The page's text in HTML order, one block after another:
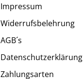
Impressum
Widerrufsbelehrung
AGB´s
Datenschutzerklärung
Zahlungsarten